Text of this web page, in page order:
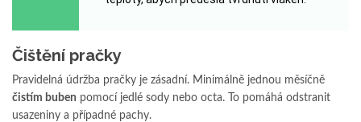
Čištění pračky
Pravidelná údržba pračky je zásadní. Minimálně jednou měsíčně
čistím buben pomocí jedlé sody nebo octa. To pomáhá odstranit
usazeniny a případné pachy.